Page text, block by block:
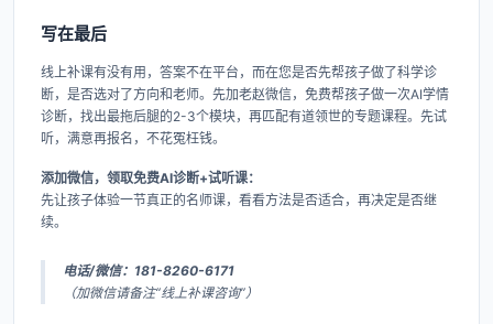
写在最后
线上补课有没有用，答案不在平台，而在您是否先帮孩子做了科学诊
断，是否选对了方向和老师。先加老赵微信，免费帮孩子做一次AI学情
诊断，找出最拖后腿的2-3个模块，再匹配有道领世的专题课程。先试
听，满意再报名，不花冤枉钱。
添加微信，领取免费AI诊断+试听课：
先让孩子体验一节真正的名师课，看看方法是否适合，再决定是否继
续。
电话/微信：181-8260-6171
（加微信请备注“线上补课咨询”）